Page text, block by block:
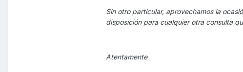
Sin otro particular, aprovechamos la
disposición para cualquier otra consulta
Atentamente